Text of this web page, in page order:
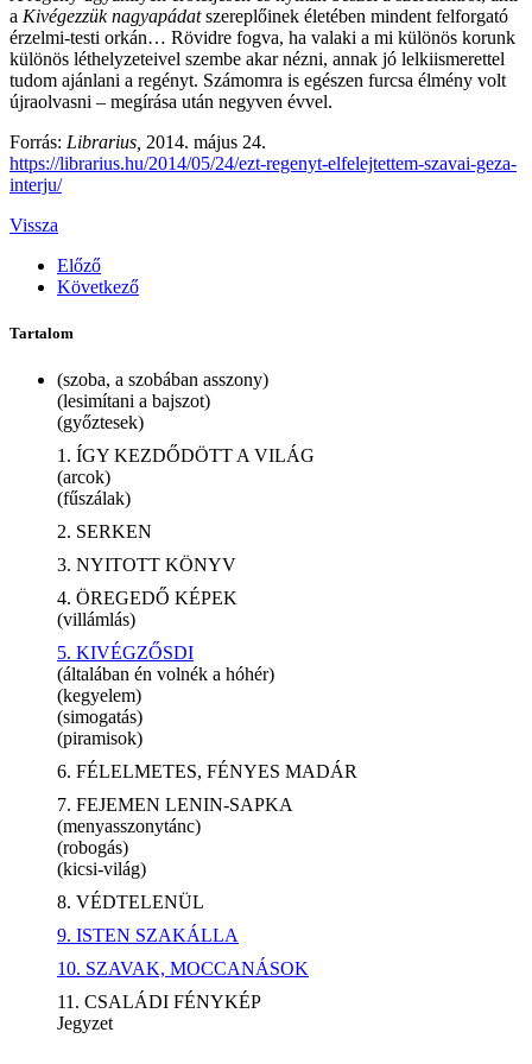
a Kivégezzük nagyapádatszereplőinek életében mindent felforgató
érzelmi-testi orkán… Rövidre fogva, ha valaki a mi különös korunk
különös léthelyzeteivel szembe akar nézni, annak jó lelkiismerettel
tudom ajánlani a regényt. Számomra is egészen furcsa élmény volt
újraolvasni – megírása után negyven évvel.
Forrás: Librarius, 2014. május 24.
https://librarius.hu/2014/05/24/ezt-regenyt-elfelejtettem-szavai-geza-
interju/
Vissza
Előző
Következő
Tartalom
(szoba, a szobában asszony)
(lesimítani a bajszot)
(győztesek)
1. ÍGY KEZDŐDÖTT A VILÁG
(arcok)
(fűszálak)
2. SERKEN
3. NYITOTT KÖNYV
4. ÖREGEDŐ KÉPEK
(villámlás)
5. KIVÉGZŐSDI
(általában én volnék a hóhér)
(kegyelem)
(simogatás)
(piramisok)
6. FÉLELMETES, FÉNYES MADÁR
7. FEJEMEN LENIN-SAPKA
(menyasszonytánc)
(robogás)
(kicsi-világ)
8. VÉDTELENÜL
9. ISTEN SZAKÁLLA
10. SZAVAK, MOCCANÁSOK
11. CSALÁDI FÉNYKÉP
Jegyzet